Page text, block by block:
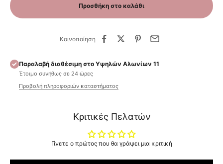
Προσθήκη στο καλάθι
Κοινοποίηση
Παραλαβή διαθέσιμη στο Υψηλών Αλωνίων 11
Έτοιμο συνήθως σε 24 ώρες
Προβολή πληροφοριών καταστήματος
Κριτικές Πελατών
Γίνετε ο πρώτος που θα γράψει μια κριτική